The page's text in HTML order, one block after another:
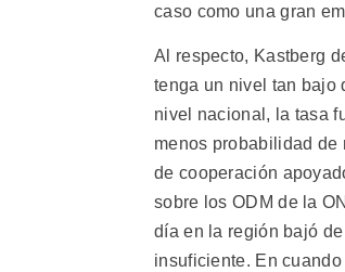
caso como una gran
Al respecto, Kastberg
tenga un nivel tan bajo
nivel nacional, la tasa
menos probabilidad de
de cooperación
sobre los ODM de la
día en la región bajó
insuficiente. En